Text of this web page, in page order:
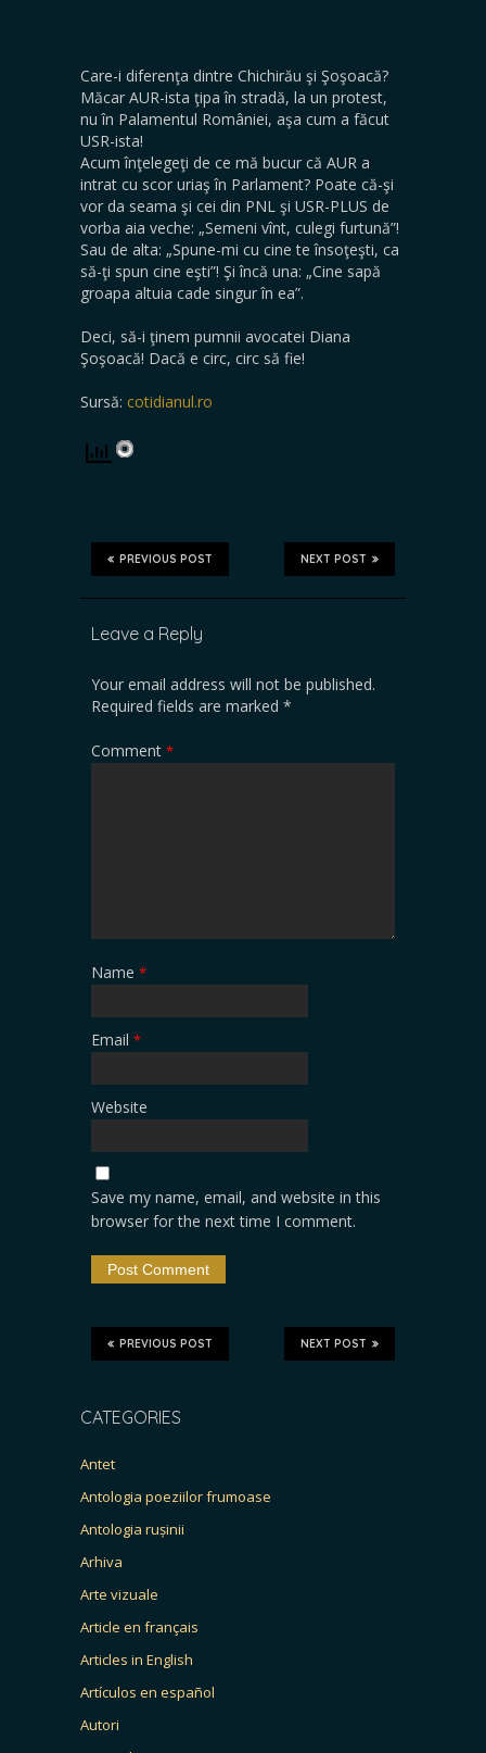
Care-i diferenţa dintre Chichirău şi Şoşoacă?
Măcar AUR-ista ţipa în stradă, la un protest,
nu în Palamentul României, aşa cum a făcut
USR-ista!
Acum înţelegeţi de ce mă bucur că AUR a
intrat cu scor uriaş în Parlament? Poate că-şi
vor da seama şi cei din PNL şi USR-PLUS de
vorba aia veche: „Semeni vînt, culegi furtună”!
Sau de alta: „Spune-mi cu cine te însoţeşti, ca
să-ţi spun cine eşti”! Şi încă una: „Cine sapă
groapa altuia cade singur în ea”.
Deci, să-i ţinem pumnii avocatei Diana
Şoşoacă! Dacă e circ, circ să fie!
Sursă: cotidianul.ro
NEXT POST
PREVIOUS POST
Leave a Reply
Your email address will not be published.
Required fields are marked *
Comment *
Name *
Email *
Website
Save my name, email, and website in this
browser for the next time I comment.
NEXT POST
PREVIOUS POST
CATEGORIES
Antet
Antologia poeziilor frumoase
Antologia rușinii
Arhiva
Arte vizuale
Article en français
Articles in English
Artículos en español
Autori